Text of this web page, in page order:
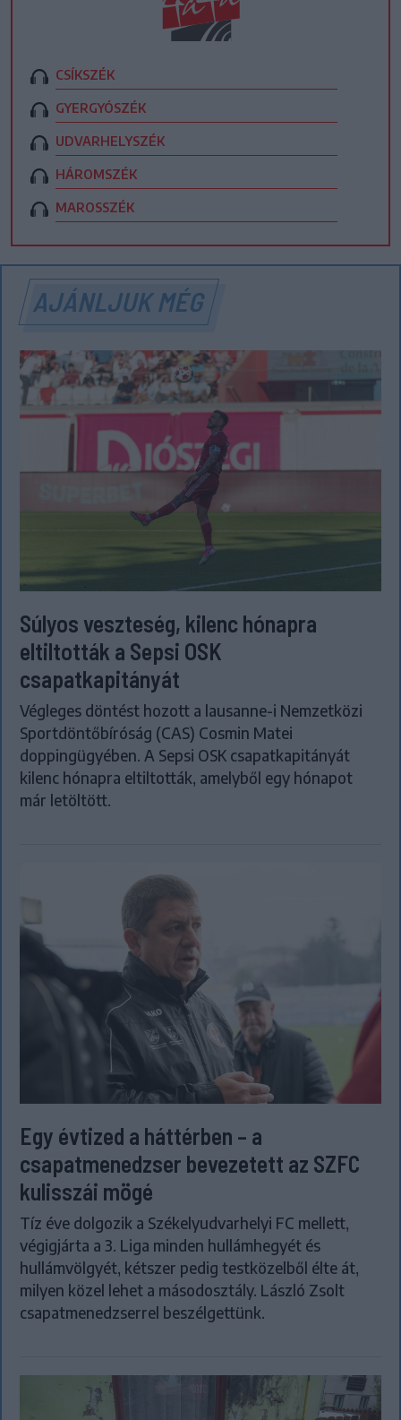
CSÍKSZÉK
GYERGYÓSZÉK
UDVARHELYSZÉK
HÁROMSZÉK
MAROSSZÉK
AJÁNLJUK MÉG
Súlyos veszteség, kilenc hónapra
eltiltották a Sepsi OSK
csapatkapitányát
Végleges döntést hozott a lausanne-i Nemzetközi
Sportdöntőbíróság (CAS) Cosmin Matei
doppingügyében. A Sepsi OSK csapatkapitányát
kilenc hónapra eltiltották, amelyből egy hónapot
már letöltött.
Egy évtized a háttérben – a
csapatmenedzser bevezetett az SZFC
kulisszái mögé
Tíz éve dolgozik a Székelyudvarhelyi FC mellett,
végigjárta a 3. Liga minden hullámhegyét és
hullámvölgyét, kétszer pedig testközelből élte át,
milyen közel lehet a másodosztály. László Zsolt
csapatmenedzserrel beszélgettünk.